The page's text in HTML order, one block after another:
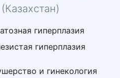
гиперплазия
гиперплазия
и гинекология